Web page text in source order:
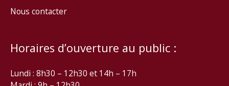
Nous contacter
Horaires d’ouverture au public :
Lundi : 8h30 – 12h30 et 14h – 17h